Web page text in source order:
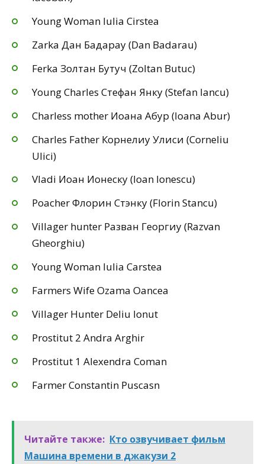
Young Woman Iulia Cirstea
Zarka Дан Бадарау (Dan Badarau)
Ferka Золтан Бутуч (Zoltan Butuc)
Young Charles Стефан Янку (Stefan Iancu)
Charless mother Иоана Абур (Ioana Abur)
Charles Father Корнелиу Улиси (Corneliu
Ulici)
Vladi Иоан Ионеску (Ioan Ionescu)
Poacher Флорин Стэнку (Florin Stancu)
Villager hunter Разван Георгиу (Razvan
Gheorghiu)
Young Woman Iulia Carstea
Farmers Wife Ozama Oancea
Villager Hunter Deliu Ionut
Prostitut 2 Andra Arghir
Prostitut 1 Alexendra Coman
Farmer Constantin Puscasn
Читайте также: Кто озвучивает фильм
Машина времени в джакузи 2